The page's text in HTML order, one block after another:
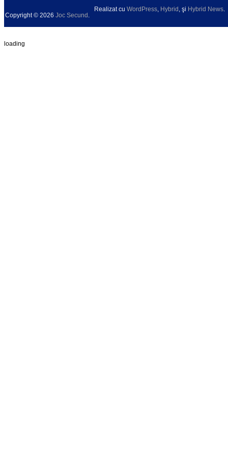
Copyright © 2026 Joc Secund .
Realizat cu WordPress, Hybrid , şi Hybrid News.
loading